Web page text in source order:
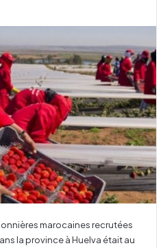
marocaines recrutées
la province à Huelva était au